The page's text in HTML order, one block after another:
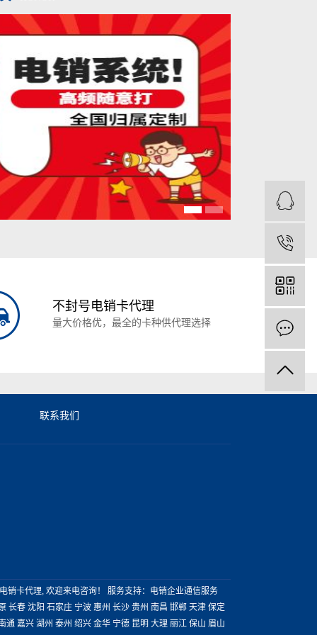
不封号电销卡代理
量大价格优，最全的卡种供代理选择
联系我们
销卡代理, 欢迎来电咨询！ 服务支持： 电销企业通信服务
长春 沈阳 石家庄 宁波 惠州 长沙 贵州 南昌 邯郸 天津 保定
通 嘉兴 湖州 泰州 绍兴 金华 宁德 昆明 大理 丽江 保山 眉山